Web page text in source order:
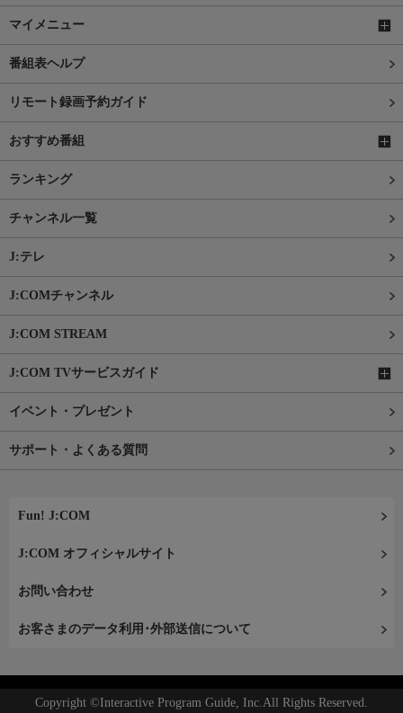
マイメニュー
番組表ヘルプ
リモート録画予約ガイド
おすすめ番組
ランキング
チャンネル一覧
J:テレ
J:COMチャンネル
J:COM STREAM
J:COM TVサービスガイド
イベント・プレゼント
サポート・よくある質問
Fun! J:COM
J:COM オフィシャルサイト
お問い合わせ
お客さまのデータ利用･外部送信について
Copyright ©Interactive Program Guide, Inc.All Rights Reserved.